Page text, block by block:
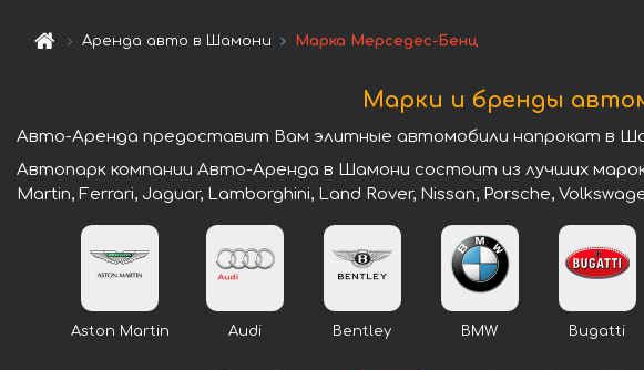
Аренда авто в Шамони Марка Мерседес-Бенц
Марки и бренды
Авто-Аренда предоставит Вам элитные автомобили напрокат в
Автопарк компании Авто-Аренда в Шамони состоит из лучших
Martin, Ferrari, Jaguar, Lamborghini, Land Rover, Nissan, Porsche,
Aston Martin Audi Bentley BMW Bugatti